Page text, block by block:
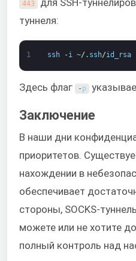
443 для SSH-
туннеля:
1 ssh -i ~/ . ssh/id_rsa
Здесь флаг - p
Заключение
В наши дни
приоритетов.
нахождении в
обеспечивает
стороны, SOCKS-
можете или не хотите
полный контроль над